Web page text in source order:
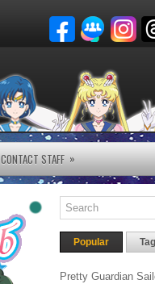
CONTACT STAFF »
Popular
Pretty Guardian